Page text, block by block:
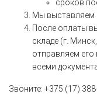
сроков
Мы выставляем
После оплаты
складе (г.
отправляем
всеми
Звоните: +375 (17)